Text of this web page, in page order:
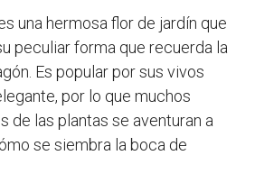
una hermosa flor de jardín que
peculiar forma que recuerda la
Es popular por sus vivos
por lo que muchos
de las plantas se aventuran a
se siembra la boca de